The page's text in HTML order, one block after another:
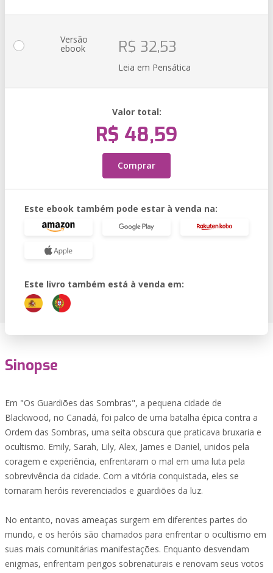
Versão
ebook R$ 32,53
Leia em Pensática
Valor total:
R$ 48,59
Comprar
Este ebook também pode estar à venda na:
Este livro também está à venda em:
Sinopse
Em "Os Guardiões das Sombras", a pequena cidade de
Blackwood, no Canadá, foi palco de uma batalha épica contra a
Ordem das Sombras, uma seita obscura que praticava bruxaria e
ocultismo. Emily, Sarah, Lily, Alex, James e Daniel, unidos pela
coragem e experiência, enfrentaram o mal em uma luta pela
sobrevivência da cidade. Com a vitória conquistada, eles se
tornaram heróis reverenciados e guardiões da luz.
No entanto, novas ameaças surgem em diferentes partes do
mundo, e os heróis são chamados para enfrentar o ocultismo em
suas mais comunitárias manifestações. Enquanto desvendam
enigmas, enfrentam perigos sobrenaturais e renovam seus votos